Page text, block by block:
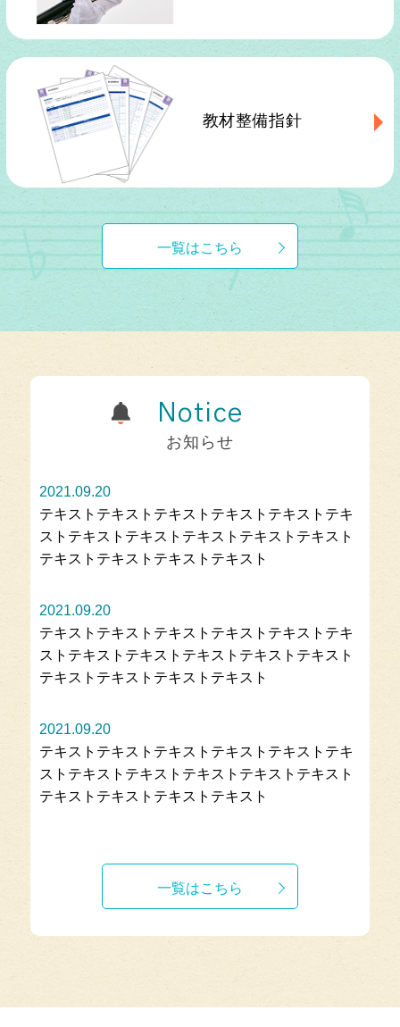
教材整備指針
一覧はこちら
Notice
お知らせ
2021.09.20
テキストテキストテキストテキストテキストテキ
ストテキストテキストテキストテキストテキスト
テキストテキストテキストテキスト
2021.09.20
テキストテキストテキストテキストテキストテキ
ストテキストテキストテキストテキストテキスト
テキストテキストテキストテキスト
2021.09.20
テキストテキストテキストテキストテキストテキ
ストテキストテキストテキストテキストテキスト
テキストテキストテキストテキスト
一覧はこちら